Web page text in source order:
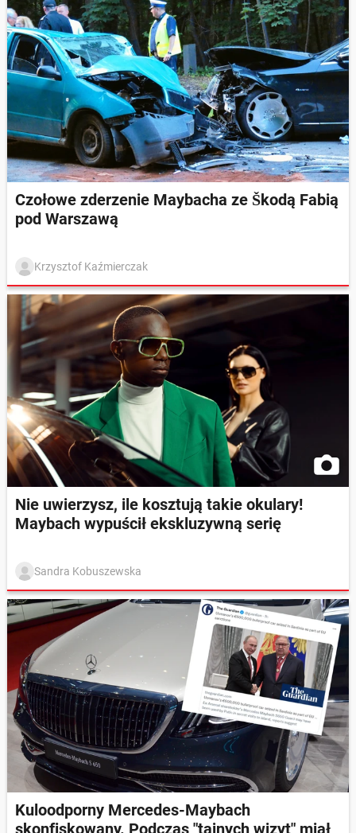
Czołowe zderzenie Maybacha ze Škodą Fabią
pod Warszawą
Krzysztof Kaźmierczak
Nie uwierzysz, ile kosztują takie okulary!
Maybach wypuścił ekskluzywną serię
Sandra Kobuszewska
Kuloodporny Mercedes-Maybach
skonfiskowany. Podczas "tajnych wizyt" miał